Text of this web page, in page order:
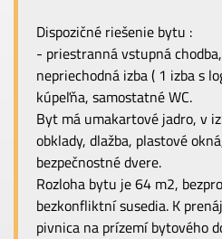
Dispozičné riešenie bytu :
- priestranná vstupná
nepriechodná izba ( 1 izba s
kúpeľňa, samostatné WC.
Byt má umakartové jadro, v
obklady, dlažba, plastové
bezpečnostné dvere.
Rozloha bytu je 64 m2,
bezkonfliktní susedia. K
pivnica na prízemí bytového